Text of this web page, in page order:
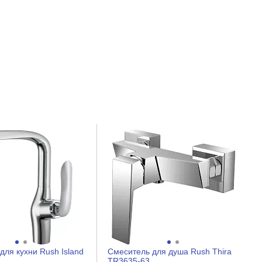
кухни Rush Island
Смеситель для душа Rush Thira